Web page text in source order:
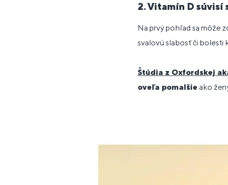
2. Vitamín D súvisí
Na prvý pohľad sa môže
svalovú slabosť či bolesti
Štúdia z Oxfordskej
oveľa pomalšie ako